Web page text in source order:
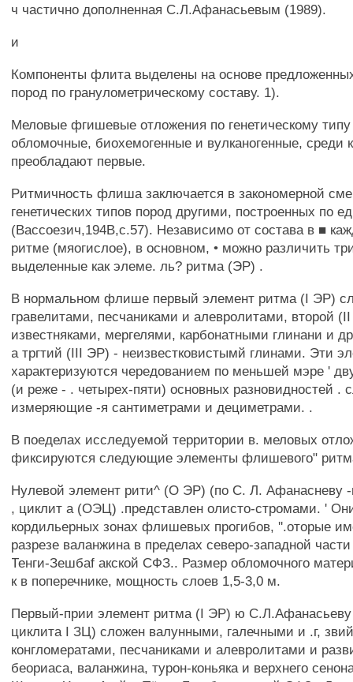
ч частично дополненная С.Л.Афанасьевым (1989).
и
Компоненты флита выделены на основе
пород по гранулометрическому составу. 1).
Меловые фгишевые отложения по генетическому типу
обломочные, биохемогенные и вулканогенные, среди
преобладают первые.
Ритмичность флиша заключается в закономерной
генетических типов пород другими, построенных по
(Вассоезич,194В,с.57). Независимо от состава в ■
ритме (мяогислое), в основном, • можно различить
выделенные как элеме. ль? ритма (ЭР) .
В нормальном флише первый элемент ритма (I ЭР)
гравелитами, песчаниками и алевролитами, второй
известняками, мергелями, карбонатными глинани и
а тргтий (III ЭР) - неизвестковистымй глинами. Эти
характеризуются чередованием по меньшей мэре '
(и реже - . четырех-пяти) основных разновидностей .
измеряющие -я сантиметрами и дециметрами. .
В поеделах исследуемой территории в. меловых
фиксируются следующие элементы флишевого"
Нулевой элемент рити^ (О ЭР) (по С. Л. Афанасневу -
, циклит а (ОЭЦ) .представлен олисто-стромами. '
кордильерных зонах флишевых прогибов, ''.оторые
разрезе валанжина в пределах северо-западной
Тенги-Зешбаf акской СФЗ.. Размер обломочного
к в поперечнике, мощность слоев 1,5-3,0 м.
Первый-прии элемент ритма (I ЭР) ю С.Л.Афанасьеву
циклита I ЗЦ) сложен валунными, галечными и .г,
конгломератами, песчаниками и алевролитами и
беориаса, валанжина, турон-коньяка и верхнего